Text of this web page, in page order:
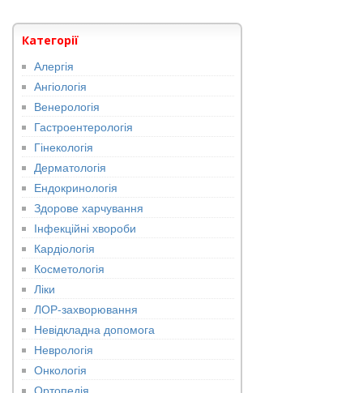
Категорії
Алергія
Ангіологія
Венерологія
Гастроентерологія
Гінекологія
Дерматологія
Ендокринологія
Здорове харчування
Інфекційні хвороби
Кардіологія
Косметологія
Ліки
ЛОР-захворювання
Невідкладна допомога
Неврологія
Онкологія
Ортопедія